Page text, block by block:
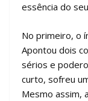
essência do
No primeiro, o
Apontou dois
sérios e
curto, sofreu
Mesmo assim,